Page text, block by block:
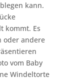
kann.
kommt. Es
oder andere
vom Baby
Windeltorte